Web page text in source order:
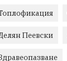
Пеевски